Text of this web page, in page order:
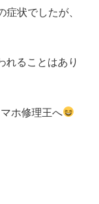
状でしたが、
れることはあり
ホ修理王へ